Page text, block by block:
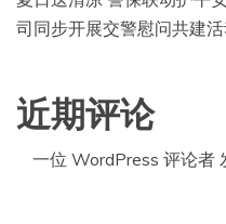
司同步开展交警慰问共建
近期评论
一位 WordPress 评论者